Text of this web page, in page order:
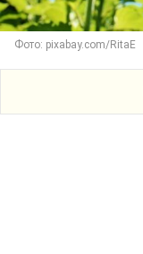
Фото: pixabay.com/RitaE